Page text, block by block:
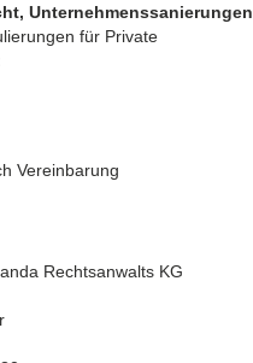
Unternehmenssanierungen
für Private
Vereinbarung
Rechtsanwalts KG